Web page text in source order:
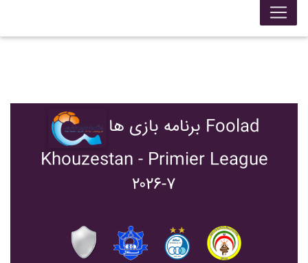
برنامه بازی ها Foolad
Khouzestan - Primier League
۲۰۲۶-۷